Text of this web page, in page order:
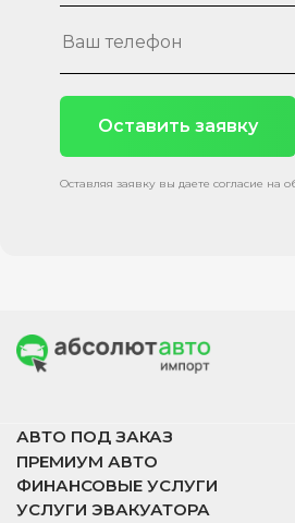
Оставить заявку
Оставляя заявку вы даете согласие на
АВТО ПОД ЗАКАЗ
ПРЕМИУМ АВТО
ФИНАНСОВЫЕ УСЛУГИ
УСЛУГИ ЭВАКУАТОРА